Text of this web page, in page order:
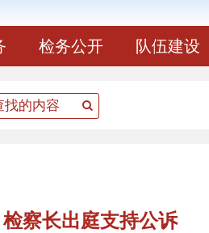
检务公开 队伍建设
察长出庭支持公诉